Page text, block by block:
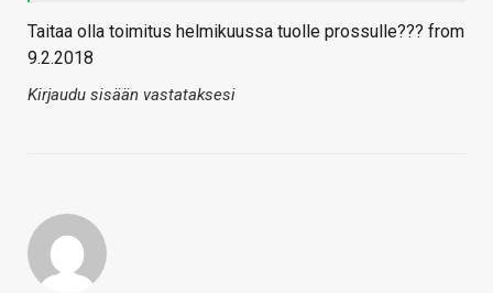
Taitaa olla toimitus helmikuussa tuolle prossulle??? from
9.2.2018
Kirjaudu sisään vastataksesi